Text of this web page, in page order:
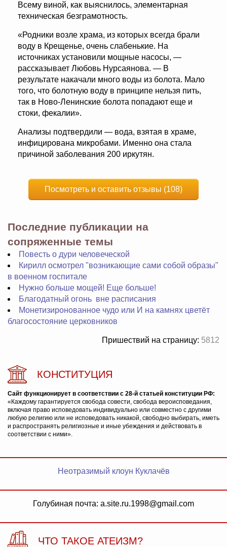
Всему виной, как выяснилось, элементарная
техническая безграмотность.
«Родники возле храма, из которых всегда брали
воду в Крещенье, очень слабенькие. На
источниках установили мощные насосы, —
рассказывает Любовь Нурсаянова. — В
результате накачали много воды из болота. Мало
того, что болотную воду в принципе нельзя пить,
так в Ново-Ленинские болота попадают еще и
стоки, фекалии».
Анализы подтвердили — вода, взятая в храме,
инфицирована микробами. Именно она стала
причиной заболевания 200 иркутян.
Посмотреть и оставить отзывы (108)
Последние публикации на
сопряженные темы
Повесть о дури человеческой
Кирилл осмотрел "возникающие сами собой образы"
в военном госпитале
Нужно больше мощей! Еще больше!
Благодатный огонь вне расписания
Монетизиронованное чудо или И на камнях цветёт
благосостояние церковников
Пришествий на страницу: 5812
КОНСТИТУЦИЯ
Сайт функционирует в соответствии с 28-й статьей конституции РФ:
«Каждому гарантируется свобода совести, свобода вероисповедания,
включая право исповедовать индивидуально или совместно с другими
любую религию или не исповедовать никакой, свободно выбирать, иметь
и распространять религиозные и иные убеждения и действовать в
соответствии с ними».
Неотразимый клоун Куклачёв
Голубиная почта: a.site.ru.1998@gmail.com
ЧТО ТАКОЕ АТЕИЗМ?